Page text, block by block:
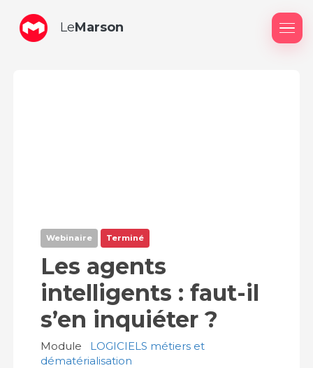
LeMarson
Webinaire Terminé
Les agents
intelligents : faut-il
s’en inquiéter ?
Module
LOGICIELS métiers et
dématérialisation